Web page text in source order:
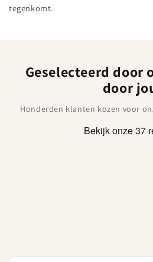
tegenkomt.
Geselecteerd door
door
Honderden klanten kozen voor